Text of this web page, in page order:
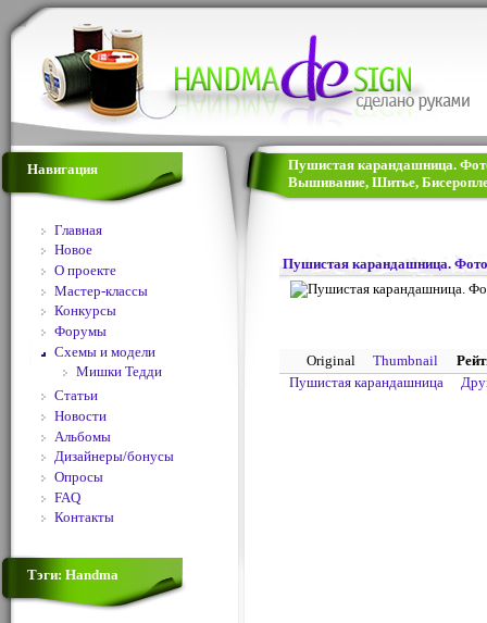
Навигация
Главная
Новое
О проекте
Мастер-классы
Конкурсы
Форумы
Схемы и модели
Мишки Тедди
Статьи
Новости
Альбомы
Дизайнеры/бонусы
Опросы
FAQ
Контакты
Тэги: Handma
Пушистая карандашница.
Вышивание, Шитье,
Пушистая карандашница.
Original Thumbnail
Пушистая карандашница